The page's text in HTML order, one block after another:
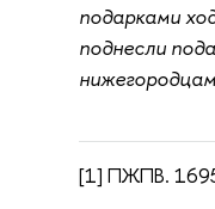
подарками
поднесли
[1] ПЖПВ.